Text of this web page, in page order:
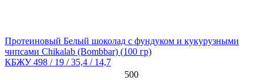
Протеиновый Белый шоколад с фундуком и кукурузными
чипсами Chikalab (Bombbar) (100 гр)
КБЖУ 498 / 19 / 35,4 / 14,7
500